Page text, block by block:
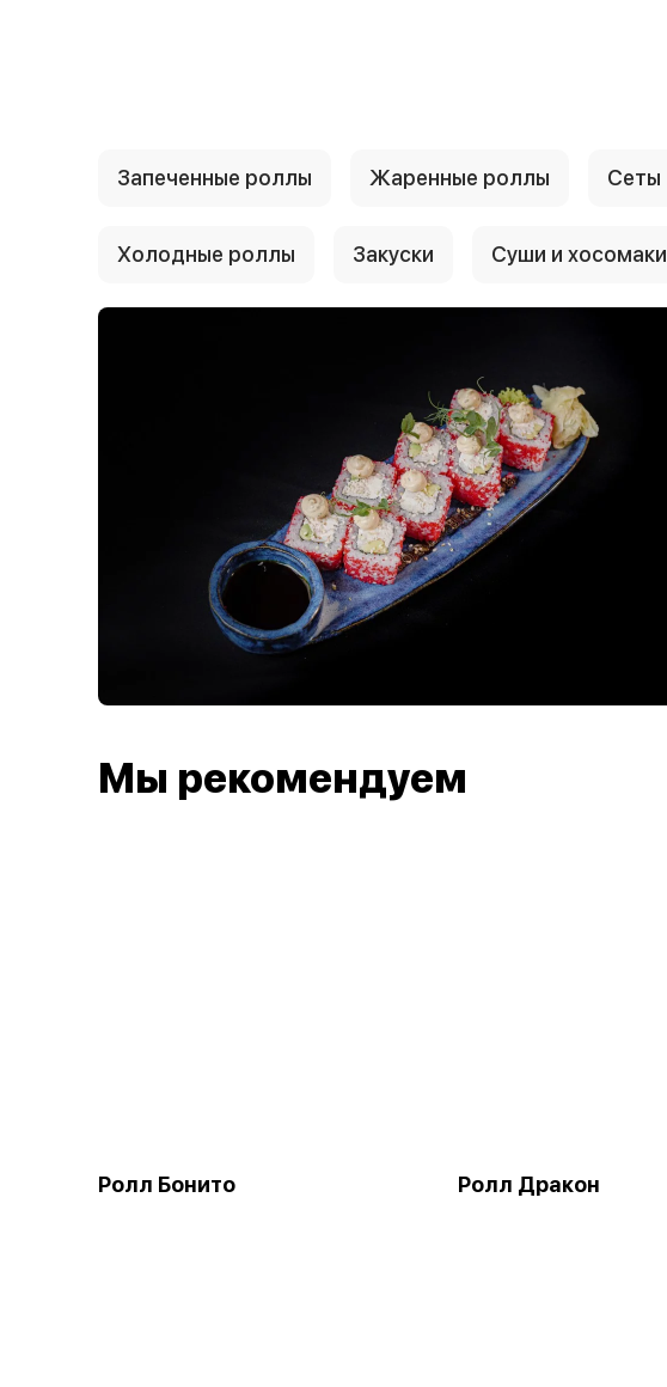
Запеченные роллы Жаренные роллы Сеты
Холодные роллы Закуски Суши и хосомаки
Мы рекомендуем
Ролл Бонито Ролл Дракон